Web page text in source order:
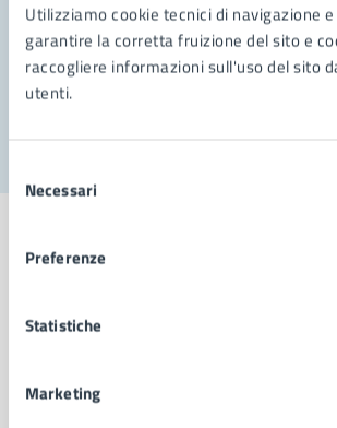
Utilizziamo cookie tecnici di navigazione
garantire la corretta fruizione del sito e
raccogliere informazioni sull'uso del sito
utenti.
delNecessari
Preferenze
Statistiche
Marketing
Problemi in città
Comune di Napoli
AMMINISTRAZIONE
Aree amministrative